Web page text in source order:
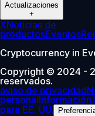
Actualizaciones
+
XNoticias de
productosEventos
Cryptocurrency in
Copyright © 2024 -
reservados.
aviso de privacidad
personalInformación
para EE. UU.